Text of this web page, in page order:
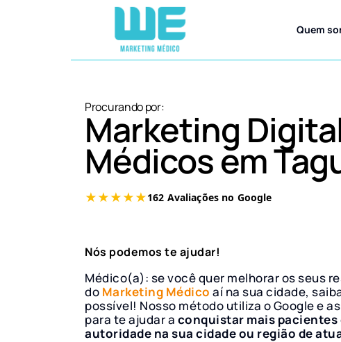
Quem
Procurando por:
Marketing
Médicos em
Nós podemos te ajudar!
Médico(a): se você quer melhorar os seus
do Marketing Médico aí na sua cidade,
possível! Nosso método utiliza o Google e
para te ajudar a conquistar mais pacientes
autoridade na sua cidade ou região de